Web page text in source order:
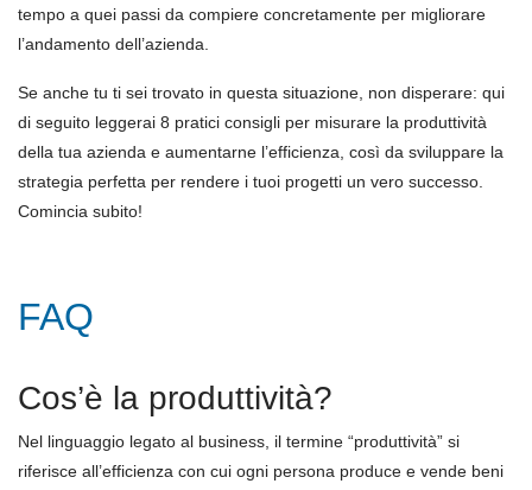
tempo a quei passi da compiere concretamente per migliorare
l’andamento dell’azienda.
Se anche tu ti sei trovato in questa situazione, non disperare: qui
di seguito leggerai 8 pratici consigli per misurare la produttività
della tua azienda e aumentarne l’efficienza, così da sviluppare la
strategia perfetta per rendere i tuoi progetti un vero successo.
Comincia subito!
FAQ
Cos’è la produttività?
Nel linguaggio legato al business, il termine “produttività” si
riferisce all’efficienza con cui ogni persona produce e vende beni